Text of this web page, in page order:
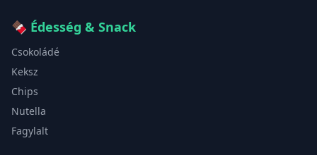
🍫 Édesség & Snack
Csokoládé
Keksz
Chips
Nutella
Fagylalt